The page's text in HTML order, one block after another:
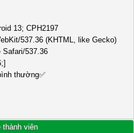
13; CPH2197
537.36 (KHTML, like Gecko)
Safari/537.36
thường✅
thành viên